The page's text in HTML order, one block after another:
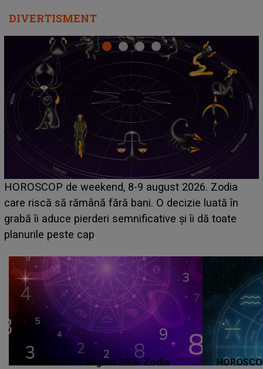
DIVERTISMENT
Emanuel a ținut ACEST DETALIU ASCUNS până
acum! În fața Alexandrei, concurentul din Casa Iubirii
face o MĂRTURISIRE NEAȘTEPTATĂ despre mama
sa: "I-am spus și ei în față, eu nu te iubesc pentru
HOROSCOP 7 august 2026. Zodia